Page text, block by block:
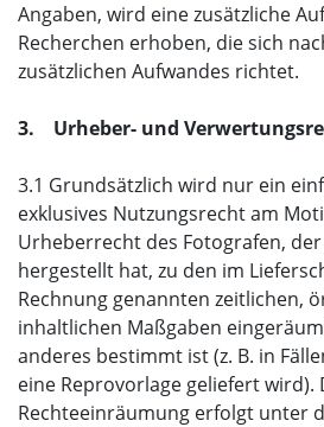
Angaben, wird eine zusätzliche
Recherchen erhoben, die sich
zusätzlichen Aufwandes richtet.
3. Urheber- und
3.1 Grundsätzlich wird nur ein
exklusives Nutzungsrecht am
Urheberrecht des Fotografen,
hergestellt hat, zu den im
Rechnung genannten zeitlichen,
inhaltlichen Maßgaben
anderes bestimmt ist (z. B. in
eine Reprovorlage geliefert wird).
Rechteeinräumung erfolgt unter